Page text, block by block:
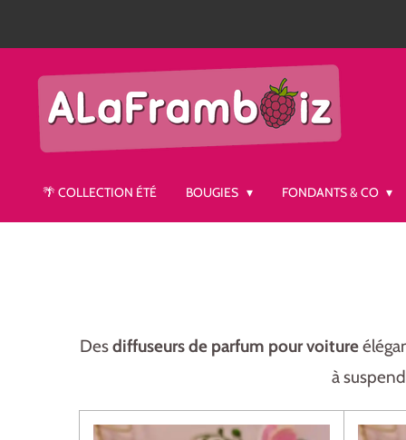
au
contenu
principal
🌴 COLLECTION ÉTÉ BOUGIES FONDANTS & CO
Desdiffuseurs de parfum pour voiture
à